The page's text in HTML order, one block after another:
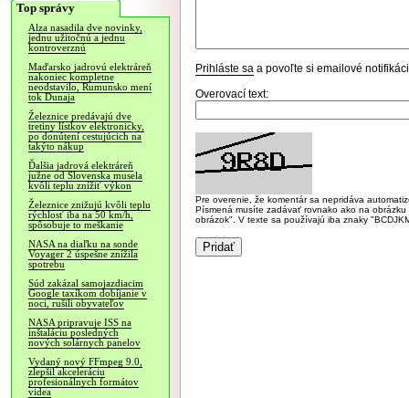
Top správy
Alza nasadila dve novinky,
jednu užitočnú a jednu
kontroverznú
Maďarsko jadrovú elektráreň
nakoniec kompletne
neodstavilo, Rumunsko mení
tok Dunaja
Železnice predávajú dve
tretiny lístkov elektronicky,
po donútení cestujúcich na
takýto nákup
Ďalšia jadrová elektráreň
južne od Slovenska musela
kvôli teplu znížiť výkon
Železnice znižujú kvôli teplu
rýchlosť iba na 50 km/h,
spôsobuje to meškanie
NASA na diaľku na sonde
Voyager 2 úspešne znížila
spotrebu
Súd zakázal samojazdiacim
Google taxíkom dobíjanie v
noci, rušili obyvateľov
NASA pripravuje ISS na
inštaláciu posledných
nových solárnych panelov
Vydaný nový FFmpeg 9.0,
zlepšil akceleráciu
profesionálnych formátov
videa
Prihláste sa a povoľte si emailové
Overovací text:
Pre overenie, že komentár sa nepridáva
Písmená musíte zadávať rovnako ako na
obrázok". V texte sa používajú iba znaky